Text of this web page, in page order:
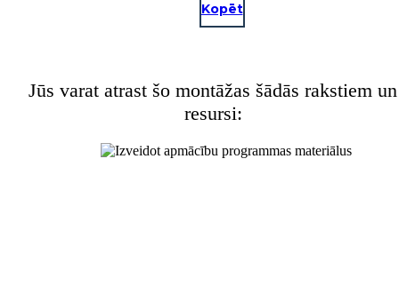
Kopēt
Jūs varat atrast šo montāžas šādās rakstiem un
resursi: